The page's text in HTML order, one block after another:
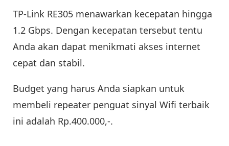
TP-Link RE305 menawarkan kecepatan hingga
1.2 Gbps. Dengan kecepatan tersebut tentu
Anda akan dapat menikmati akses internet
cepat dan stabil.
Budget yang harus Anda siapkan untuk
membeli repeater penguat sinyal Wifi terbaik
ini adalah Rp.400.000,-.